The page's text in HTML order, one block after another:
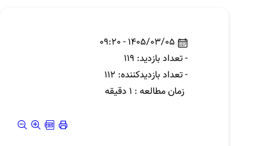
1405/03/05 - 09:20
- تعداد بازدید: 119
- تعداد بازدیدکننده: 112
زمان مطالعه : 1 دقیقه